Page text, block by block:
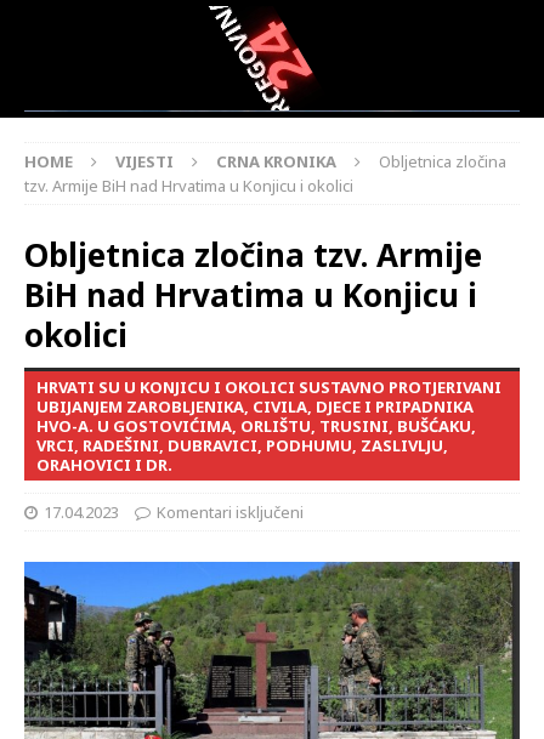
HOME VIJESTI CRNA KRONIKA
Obljetnica zločina
tzv. Armije BiH nad Hrvatima u Konjicu i okolici
Obljetnica zločina tzv. Armije
BiH nad Hrvatima u Konjicu i
okolici
HRVATI SU U KONJICU I OKOLICI SUSTAVNO PROTJERIVANI
UBIJANJEM ZAROBLJENIKA, CIVILA, DJECE I PRIPADNIKA
HVO-A. U GOSTOVIĆIMA, ORLIŠTU, TRUSINI, BUŠĆAKU,
ORAHOVICI I DR.
17.04.2023 Komentari isključeni